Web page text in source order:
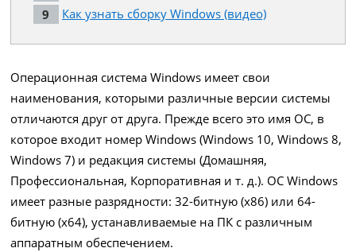
Как узнать сборку Windows (видео)
Операционная система Windows имеет свои
наименования, которыми различные версии системы
отличаются друг от друга. Прежде всего это имя ОС, в
которое входит номер Windows (Windows 10, Windows 8,
Windows 7) и редакция системы (Домашняя,
Профессиональная, Корпоративная и т. д.). ОС Windows
имеет разные разрядности: 32-битную (х86) или 64-
битную (х64), устанавливаемые на ПК с различным
аппаратным обеспечением.